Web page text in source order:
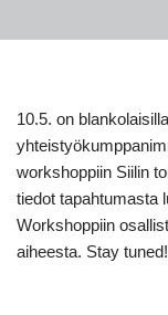
10.5. on
workshoppiin Siilin
tiedot tapahtumasta
Workshoppiin
aiheesta. Stay tuned!